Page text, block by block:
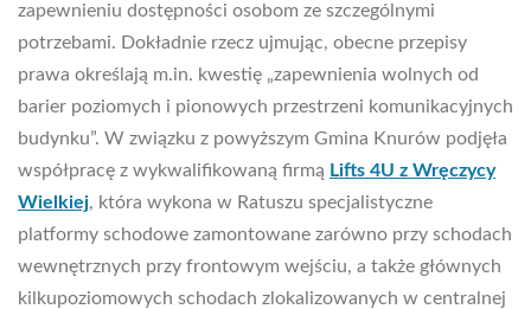
zapewnieniu dostępności osobom ze szczególnymi
potrzebami. Dokładnie rzecz ujmując, obecne przepisy
prawa określają m.in. kwestię „zapewnienia wolnych od
barier poziomych i pionowych przestrzeni komunikacyjnych
budynku”. W związku z powyższym Gmina Knurów podjęła
współpracę z wykwalifikowaną firmą Lifts 4U z Wręczycy
Wielkiej, która wykona w Ratuszu specjalistyczne
platformy schodowe zamontowane zarówno przy schodach
wewnętrznych przy frontowym wejściu, a także głównych
kilkupoziomowych schodach zlokalizowanych w centralnej